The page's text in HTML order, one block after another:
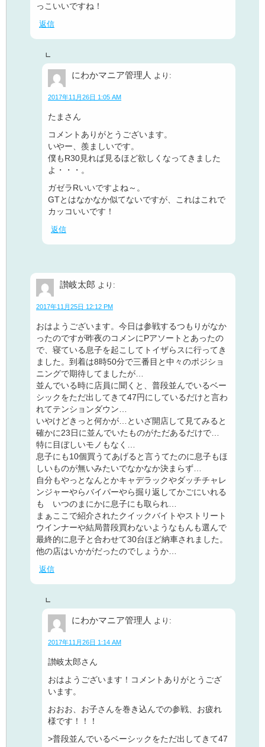
っこいいですね！
返信
にわかマニア管理人 より:
2017年11月26日 1:05 AM
たまさん
コメントありがとうございます。
いやー、羨ましいです。
僕もR30見れば見るほど欲しくなってきました
よ・・・。
ガゼラRいいですよね～。
GTとはなかなか似てないですが、これはこれで
カッコいいです！
返信
讃岐太郎 より:
2017年11月25日 12:12 PM
おはようございます。今日は参戦するつもりがなか
ったのですが昨夜のコメンにPアソートとあったの
で、寝ている息子を起こしてトイザらスに行ってき
ました。到着は8時50分で三番目と中々のポジショ
ニングで期待してましたが…
並んでいる時に店員に聞くと、普段並んでいるベー
シックをただ出してきて47円にしているだけと言わ
れてテンションダウン…
いやけどきっと何かが…といざ開店して見てみると
確かに23日に並んでいたものがただあるだけで…
特に目ぼしいモノもなく…
息子にも10個買うてあげると言うてたのに息子もほ
しいものが無いみたいでなかなか決まらず…
自分もやっとなんとかキャデラックやダッチチャレ
ンジャーやらバイパーやら掘り返してかごにいれる
も いつのまにかに息子にも取られ…
まぁここで紹介されたクイックバイトやストリート
ウインナーや結局普段買わないようなもんも選んで
最終的に息子と合わせて30台ほど納車されました。
他の店はいかがだったのでしょうか…
返信
にわかマニア管理人 より:
2017年11月26日 1:14 AM
讃岐太郎さん
おはようございます！コメントありがとうござ
います。
おおお、お子さんを巻き込んでの参戦、お疲れ
様です！！！
>普段並んでいるベーシックをただ出してきて47